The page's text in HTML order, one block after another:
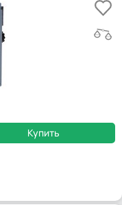
Купить